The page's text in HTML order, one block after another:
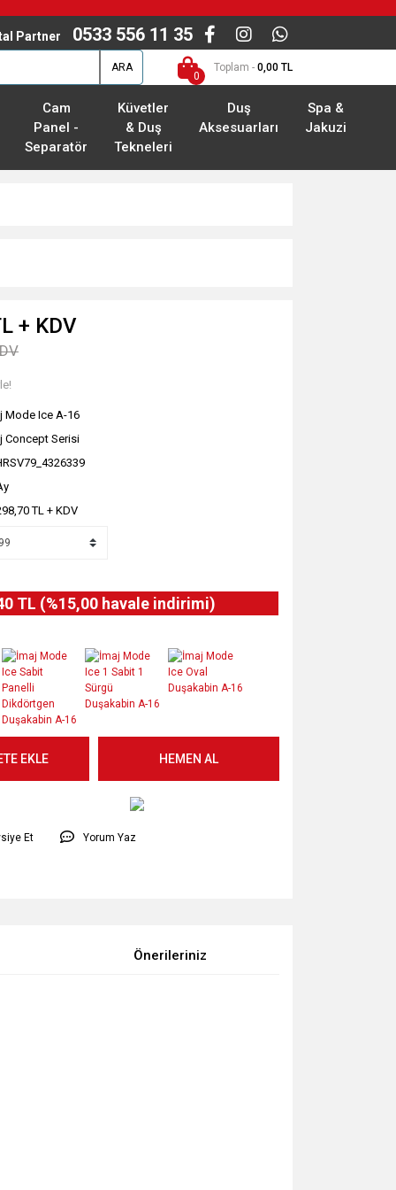
Partner 0533 556 11 35
ARA
0
Toplam - 0,00 TL
Cam
Panel -
Separatör
Küvetler
& Duş
Tekneleri
Duş
Aksesuarları
Spa &
Jakuzi
+ KDV
Mode Ice A-16
Concept Serisi
TL + KDV
TL (%15,00 havale indirimi)
EKLE HEMEN AL
Et Yorum Yaz
Önerileriniz